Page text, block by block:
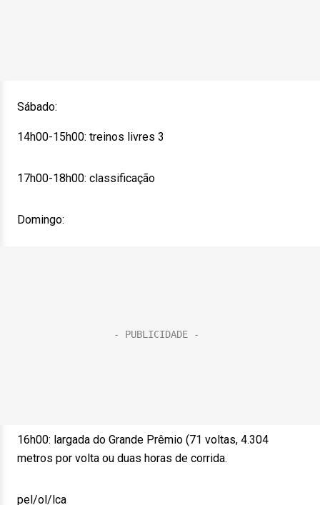
Sábado:
14h00-15h00: treinos livres 3
17h00-18h00: classificação
Domingo:
16h00: largada do Grande Prêmio (71 voltas, 4.304
metros por volta ou duas horas de corrida.
pel/ol/lca